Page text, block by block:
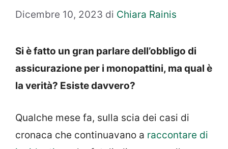
Dicembre 10, 2023 di Chiara Rainis
Si è fatto un gran parlare dell’obbligo di
assicurazione per i monopattini, ma qual è
la verità? Esiste davvero?
Qualche mese fa, sulla scia dei casi di
cronaca che continuavano a raccontare di